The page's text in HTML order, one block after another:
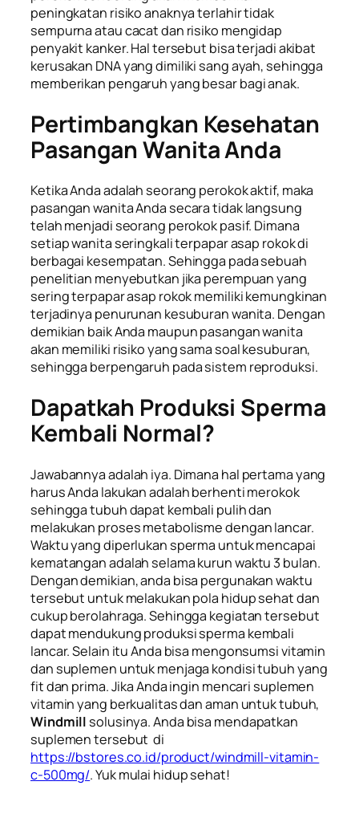
peningkatan risiko anaknya terlahir tidak
sempurna atau cacat dan risiko mengidap
penyakit kanker. Hal tersebut bisa terjadi akibat
kerusakan DNA yang dimiliki sang ayah, sehingga
memberikan pengaruh yang besar bagi anak.
Pertimbangkan Kesehatan
Pasangan Wanita Anda
Ketika Anda adalah seorang perokok aktif, maka
pasangan wanita Anda secara tidak langsung
telah menjadi seorang perokok pasif. Dimana
setiap wanita seringkali terpapar asap rokok di
berbagai kesempatan. Sehingga pada sebuah
penelitian menyebutkan jika perempuan yang
sering terpapar asap rokok memiliki kemungkinan
terjadinya penurunan kesuburan wanita. Dengan
demikian baik Anda maupun pasangan wanita
akan memiliki risiko yang sama soal kesuburan,
sehingga berpengaruh pada sistem reproduksi.
Dapatkah Produksi Sperma
Kembali Normal?
Jawabannya adalah iya. Dimana hal pertama yang
harus Anda lakukan adalah berhenti merokok
sehingga tubuh dapat kembali pulih dan
melakukan proses metabolisme dengan lancar.
Waktu yang diperlukan sperma untuk mencapai
kematangan adalah selama kurun waktu 3 bulan.
Dengan demikian, anda bisa pergunakan waktu
tersebut untuk melakukan pola hidup sehat dan
cukup berolahraga. Sehingga kegiatan tersebut
dapat mendukung produksi sperma kembali
lancar. Selain itu Anda bisa mengonsumsi vitamin
dan suplemen untuk menjaga kondisi tubuh yang
fit dan prima. Jika Anda ingin mencari suplemen
vitamin yang berkualitas dan aman untuk tubuh,
Windmill solusinya. Anda bisa mendapatkan
suplemen tersebut di
https://bstores.co.id/product/windmill-vitamin-
c-500mg/. Yuk mulai hidup sehat!